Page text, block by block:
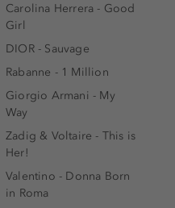
Carolina Herrera - Good
Girl
DIOR - Sauvage
Rabanne - 1 Million
Giorgio Armani - My
Way
Zadig & Voltaire - This is
Her!
Valentino - Donna Born
in Roma